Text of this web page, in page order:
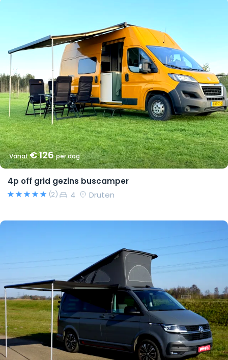
Vanaf€ 126per dag
4p off grid gezins buscamper
(2) 4 Druten